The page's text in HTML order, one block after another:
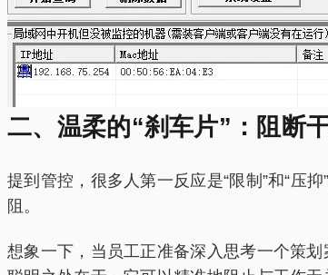
二、温柔的“刹车片”：阻断
提到管控，很多人第一反应是“限制”和“压
阻。
想象一下，当员工正准备深入思考一个策